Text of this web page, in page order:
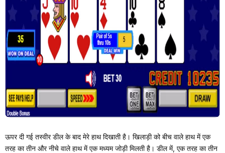
ऊपर दी गई तस्वीर डील के बाद मेरे हाथ दिखाती है। खिलाड़ी को बीच वाले हाथ में एक
तरह का तीन और नीचे वाले हाथ में एक मध्यम जोड़ी मिलती है। डील में, एक तरह का तीन